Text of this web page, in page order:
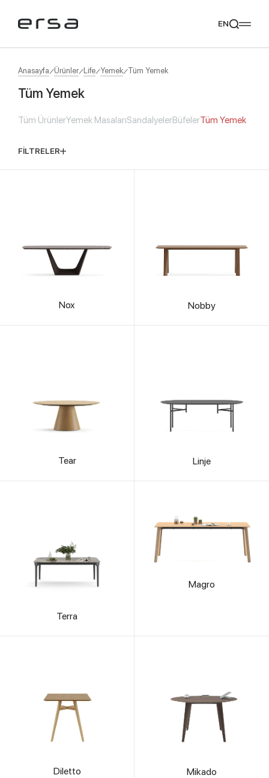
tear meliades mikado yoka
EN
Anasayfa Ürünler Life Yemek Tüm Yemek
Tüm Yemek
Tüm ÜrünlerYemek MasalarıSandalyelerBüfelerTüm Yemek
FİLTRELER
Nox Nobby
Tear Linje
Terra
Magro
Diletto Mikado